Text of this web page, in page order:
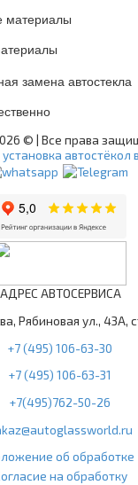
© | Все права
автостёкол
АДРЕС АВТОСЕРВИСА
Рябиновая ул., 43А,
+7 (495) 106-63-30
+7 (495) 106-63-31
+7(495)762-50-26
об обработке
на обработку